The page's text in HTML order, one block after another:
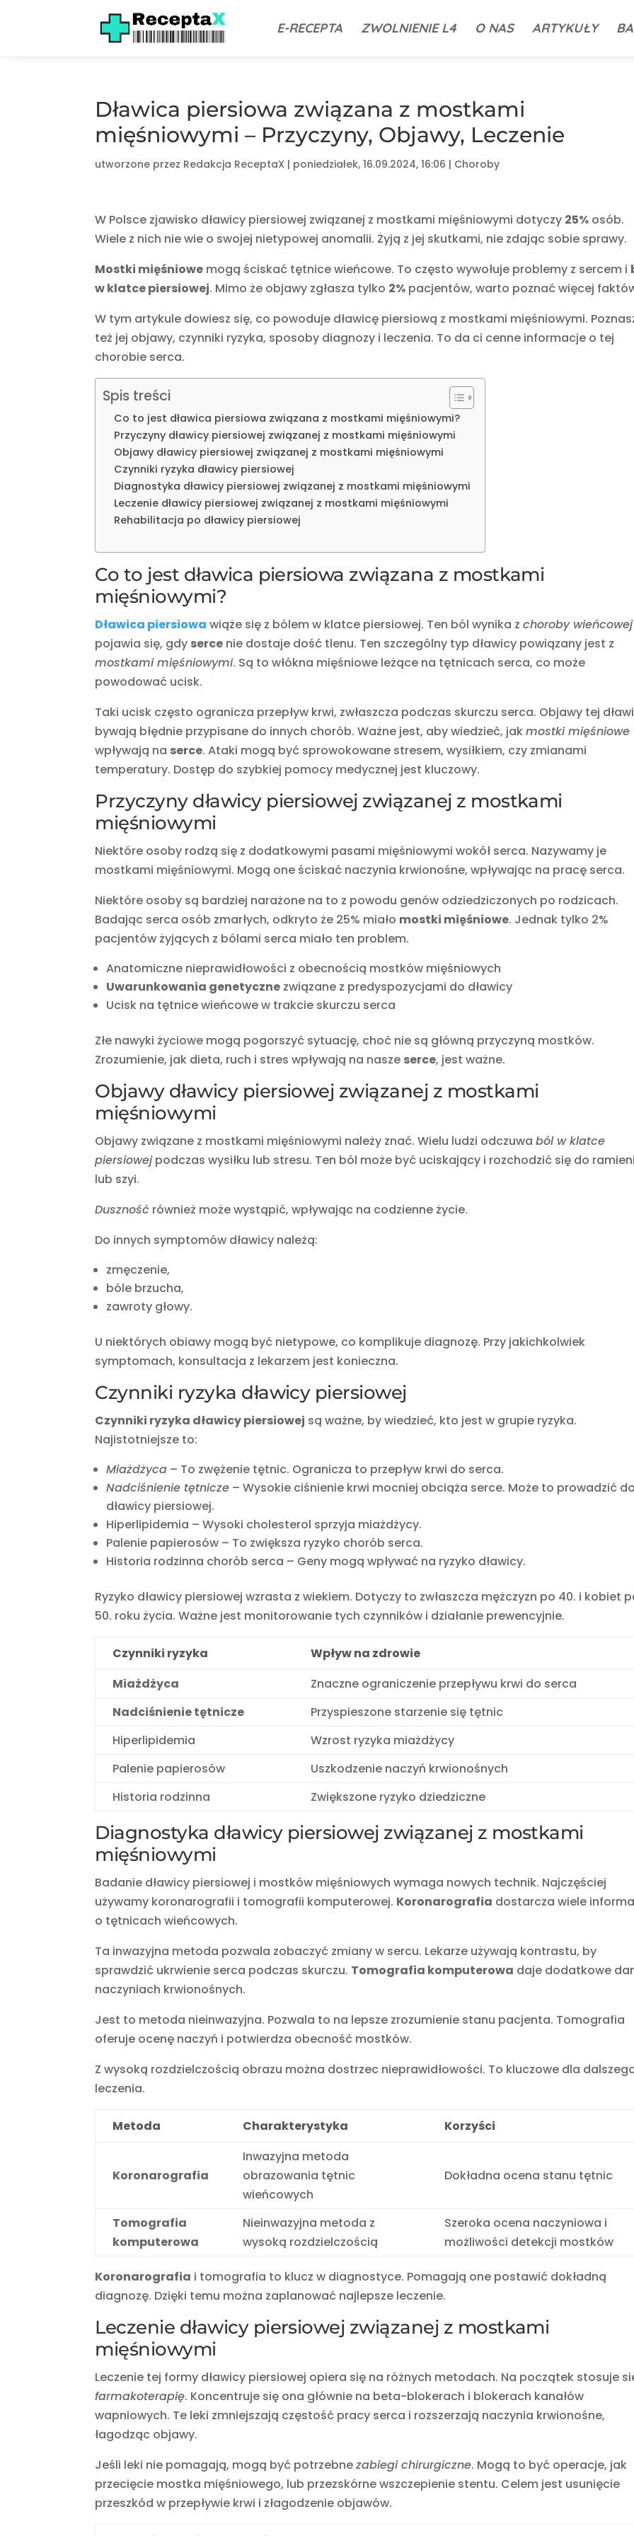
E-RECEPTA ZWOLNIENIE L4 O NAS ARTYKUŁY
Dławica piersiowa związana z mostkami
mięśniowymi – Przyczyny, Objawy, Leczenie
utworzone przez Redakcja ReceptaX | poniedziałek, 16.09.2024, 16:06 | Choroby
W Polsce zjawisko dławicy piersiowej związanej z mostkami mięśniowymi dotyczy 25% osób.
Wiele z nich nie wie o swojej nietypowej anomalii. Żyją z jej skutkami, nie zdając sobie sprawy.
Mostki mięśniowe mogą ściskać tętnice wieńcowe. To często wywołuje problemy z sercem i
w klatce piersiowej. Mimo że objawy zgłasza tylko 2% pacjentów, warto poznać więcej
W tym artykule dowiesz się, co powoduje dławicę piersiową z mostkami mięśniowymi.
też jej objawy, czynniki ryzyka, sposoby diagnozy i leczenia. To da ci cenne informacje o tej
chorobie serca.
Spis treści
Co to jest dławica piersiowa związana z mostkami mięśniowymi?
Przyczyny dławicy piersiowej związanej z mostkami mięśniowymi
Objawy dławicy piersiowej związanej z mostkami mięśniowymi
Czynniki ryzyka dławicy piersiowej
Diagnostyka dławicy piersiowej związanej z mostkami mięśniowymi
Leczenie dławicy piersiowej związanej z mostkami mięśniowymi
Rehabilitacja po dławicy piersiowej
Co to jest dławica piersiowa związana z mostkami
mięśniowymi?
Dławica piersiowa wiąże się z bólem w klatce piersiowej. Ten ból wynika zchoroby wieńcowej
pojawia się, gdy serce nie dostaje dość tlenu. Ten szczególny typ dławicy powiązany jest z
mostkami mięśniowymi. Są to włókna mięśniowe leżące na tętnicach serca, co może
powodować ucisk.
Taki ucisk często ogranicza przepływ krwi, zwłaszcza podczas skurczu serca. Objawy tej
bywają błędnie przypisane do innych chorób. Ważne jest, aby wiedzieć, jakmostki mięśniowe
wpływają na serce. Ataki mogą być sprowokowane stresem, wysiłkiem, czy zmianami
temperatury. Dostęp do szybkiej pomocy medycznej jest kluczowy.
Przyczyny dławicy piersiowej związanej z mostkami
mięśniowymi
Niektóre osoby rodzą się z dodatkowymi pasami mięśniowymi wokół serca. Nazywamy je
mostkami mięśniowymi. Mogą one ściskać naczynia krwionośne, wpływając na pracę serca.
Niektóre osoby są bardziej narażone na to z powodu genów odziedziczonych po rodzicach.
Badając serca osób zmarłych, odkryto że 25% miało mostki mięśniowe. Jednak tylko 2%
pacjentów żyjących z bólami serca miało ten problem.
Anatomiczne nieprawidłowości z obecnością mostków mięśniowych
Uwarunkowania genetyczne związane z predyspozycjami do dławicy
Ucisk na tętnice wieńcowe w trakcie skurczu serca
Złe nawyki życiowe mogą pogorszyć sytuację, choć nie są główną przyczyną mostków.
Zrozumienie, jak dieta, ruch i stres wpływają na nasze serce, jest ważne.
Objawy dławicy piersiowej związanej z mostkami
mięśniowymi
Objawy związane z mostkami mięśniowymi należy znać. Wielu ludzi odczuwaból w klatce
piersiowejpodczas wysiłku lub stresu. Ten ból może być uciskający i rozchodzić się do
lub szyi.
Duszność również może wystąpić, wpływając na codzienne życie.
Do innych symptomów dławicy należą:
zmęczenie,
bóle brzucha,
zawroty głowy.
U niektórych obiawy mogą być nietypowe, co komplikuje diagnozę. Przy jakichkolwiek
symptomach, konsultacja z lekarzem jest konieczna.
Czynniki ryzyka dławicy piersiowej
Czynniki ryzyka dławicy piersiowej są ważne, by wiedzieć, kto jest w grupie ryzyka.
Najistotniejsze to:
Miażdżyca – To zwężenie tętnic. Ogranicza to przepływ krwi do serca.
Nadciśnienie tętnicze – Wysokie ciśnienie krwi mocniej obciąża serce. Może to prowadzić
dławicy piersiowej.
Hiperlipidemia – Wysoki cholesterol sprzyja miażdżycy.
Palenie papierosów – To zwiększa ryzyko chorób serca.
Historia rodzinna chorób serca – Geny mogą wpływać na ryzyko dławicy.
Ryzyko dławicy piersiowej wzrasta z wiekiem. Dotyczy to zwłaszcza mężczyzn po 40. i kobiet
50. roku życia. Ważne jest monitorowanie tych czynników i działanie prewencyjnie.
Czynniki ryzyka
Wpływ na zdrowie
Miażdżyca
Znaczne ograniczenie przepływu krwi do serca
Nadciśnienie tętnicze
Przyspieszone starzenie się tętnic
Hiperlipidemia
Wzrost ryzyka miażdżycy
Palenie papierosów
Uszkodzenie naczyń krwionośnych
Historia rodzinna
Zwiększone ryzyko dziedziczne
Diagnostyka dławicy piersiowej związanej z mostkami
mięśniowymi
Badanie dławicy piersiowej i mostków mięśniowych wymaga nowych technik. Najczęściej
używamy koronarografii i tomografii komputerowej. Koronarografia dostarcza wiele
o tętnicach wieńcowych.
Ta inwazyjna metoda pozwala zobaczyć zmiany w sercu. Lekarze używają kontrastu, by
sprawdzić ukrwienie serca podczas skurczu. Tomografia komputerowa daje dodatkowe
naczyniach krwionośnych.
Jest to metoda nieinwazyjna. Pozwala to na lepsze zrozumienie stanu pacjenta. Tomografia
oferuje ocenę naczyń i potwierdza obecność mostków.
Z wysoką rozdzielczością obrazu można dostrzec nieprawidłowości. To kluczowe dla
leczenia.
Metoda Charakterystyka Korzyści
Koronarografia
Inwazyjna metoda
obrazowania tętnic
wieńcowych
Dokładna ocena stanu tętnic
Tomografia
komputerowa
Nieinwazyjna metoda z
wysoką rozdzielczością
Szeroka ocena naczyniowa i
możliwości detekcji mostków
Koronarografia i tomografia to klucz w diagnostyce. Pomagają one postawić dokładną
diagnozę. Dzięki temu można zaplanować najlepsze leczenie.
Leczenie dławicy piersiowej związanej z mostkami
mięśniowymi
Leczenie tej formy dławicy piersiowej opiera się na różnych metodach. Na początek stosuje
farmakoterapię. Koncentruje się ona głównie na beta-blokerach i blokerach kanałów
wapniowych. Te leki zmniejszają częstość pracy serca i rozszerzają naczynia krwionośne,
łagodząc objawy.
Jeśli leki nie pomagają, mogą być potrzebnezabiegi chirurgiczne. Mogą to być operacje, jak
przecięcie mostka mięśniowego, lub przezskórne wszczepienie stentu. Celem jest usunięcie
przeszkód w przepływie krwi i złagodzenie objawów.